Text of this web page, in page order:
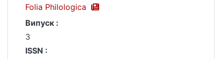
Folia Philologica
Випуск :
3
ISSN :